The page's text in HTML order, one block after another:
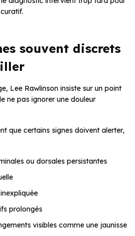
souvent discrets
Lee Rawlinson insiste sur un point
ne pas ignorer une douleur
que certains signes doivent alerter,
ou dorsales persistantes
prolongés
visibles comme une jaunisse